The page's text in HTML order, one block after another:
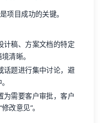
项目成功的关键。
计稿、方案文档的特定
清晰。
话题进行集中讨论，避
为需要客户审批，客户
改意见”。